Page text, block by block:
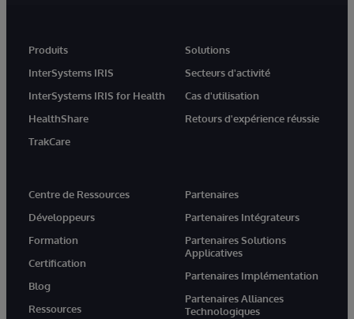
Produits
InterSystems IRIS
InterSystems IRIS for Health
HealthShare
TrakCare
Solutions
Secteurs d'activité
Cas d'utilisation
Retours d'expérience réussie
Centre de Ressources
Développeurs
Formation
Certification
Blog
Ressources
Partenaires
Partenaires Intégrateurs
Partenaires Solutions
Applicatives
Partenaires Implémentation
Partenaires Alliances
Technologiques